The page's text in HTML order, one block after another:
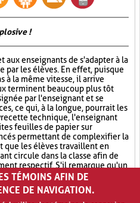
!
aux enseignants de s'adapter à la
par les élèves. En effet, puisque
à la même vitesse, il arrive
terminent beaucoup plus tôt
par l'enseignant et se
ce qui, à la longue, pourrait les
cette technique, l'enseignant
feuilles de papier sur
permettant de complexifier la
que les élèves travaillent en
circule dans la classe afin de
respectif. S'il remarque qu'un
qui lui est assignée, il peut leur
en une feuille de papier
en lien avec la tâche et qui
TÉMOINS AFIN DE
DE NAVIGATION.